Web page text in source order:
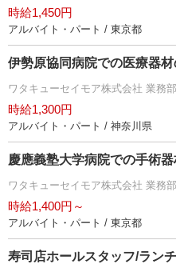
時給1,450円
アルバイト・パート / 東京都
伊勢原協同病院での医療器
ワタキューセイモア株式会社 業務部
時給1,300円
アルバイト・パート / 神奈川県
慶應義塾大学病院での手術
ワタキューセイモア株式会社 業務部
時給1,400円～
アルバイト・パート / 東京都
寿司店ホールスタッフ/ラン